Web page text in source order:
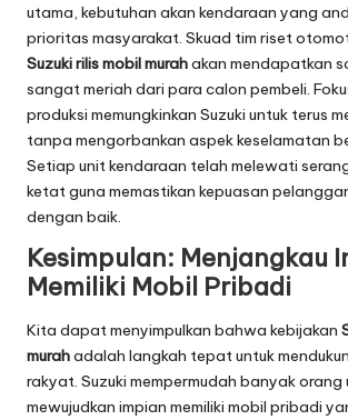
utama, kebutuhan akan kendaraan yang
prioritas masyarakat. Skuad tim riset
Suzuki rilis mobil murahakan mendapatkan
sangat meriah dari para calon pembeli.
produksi memungkinkan Suzuki untuk terus
tanpa mengorbankan aspek keselamatan
Setiap unit kendaraan telah melewati
ketat guna memastikan kepuasan
dengan baik.
Kesimpulan: Menjangkau
Memiliki Mobil Pribadi
Kita dapat menyimpulkan bahwa kebijakan
murahadalah langkah tepat untuk
rakyat. Suzuki mempermudah banyak orang
mewujudkan impian memiliki mobil pribadi